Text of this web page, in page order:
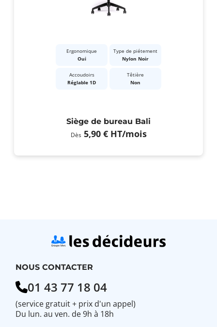
Ergonomique
Oui
Type de piétement
Nylon Noir
Accoudoirs
Réglable 1D
Têtière
Non
Siège de bureau Bali
Dès 5,90 € HT/mois
NOUS CONTACTER
01 43 77 18 04
(service gratuit + prix d'un appel)
Du lun. au ven. de 9h à 18h